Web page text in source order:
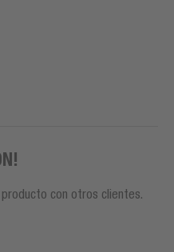
con otros clientes.